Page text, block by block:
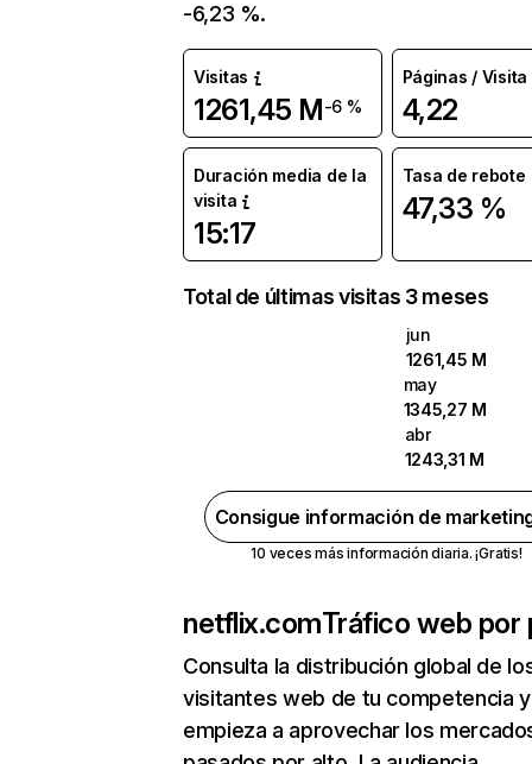
-6,23 %.
Visitas
1261,45 M-6 %
Páginas / Visita
4,22
Duración media de la
visita
15:17
Tasa de rebote
47,33 %
Total de últimas visitas 3 meses
jun
1261,45 M
may
1345,27 M
abr
1243,31 M
Consigue información de
10 veces más información diaria. ¡Gratis!
netflix.comTráfico web por
Consulta la distribución global de
visitantes web de tu competencia y
empieza a aprovechar los